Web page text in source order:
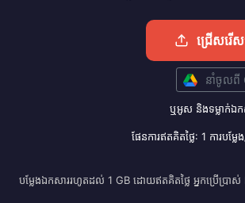
ជ្រើសរើ
នាំចូល​ពី
ឬ​អូស និង​ទម្លាក់​ឯក
ផែនការ​ឥត​គិត​ថ្លៃ: 1 ការ​បម្ល
បម្លែងឯកសាររហូតដល់ 1 GB ដោយឥតគិតថ្លៃ អ្នកប្រើប្រ